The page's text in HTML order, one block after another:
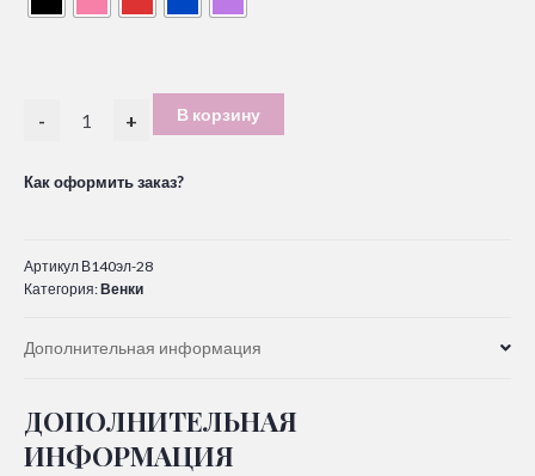
- + В корзину
Как оформить заказ?
Артикул В140эл-28
Категория:Венки
Дополнительная информация
ДОПОЛНИТЕЛЬНАЯ
ИНФОРМАЦИЯ